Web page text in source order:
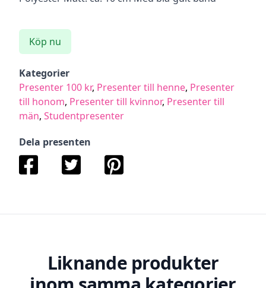
Köp nu
Kategorier
Presenter 100 kr, Presenter till henne, Presenter
till honom, Presenter till kvinnor, Presenter till
män, Studentpresenter
Dela presenten
Liknande produkter